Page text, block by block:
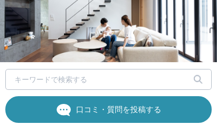
口コミ・質問を投稿する